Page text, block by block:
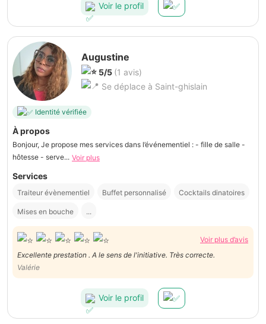
Voir le profil
Augustine
5/5 (1 avis)
Se déplace à Saint-ghislain
Identité vérifiée
À propos
Bonjour, Je propose mes services dans l’événementiel : - fille de salle -
hôtesse - serve... Voir plus
Services
Traiteur évènementiel Buffet personnalisé Cocktails dinatoires
Mises en bouche ...
Voir plus d’avis
Excellente prestation . A le sens de l'initiative. Très correcte.
Valérie
Voir le profil